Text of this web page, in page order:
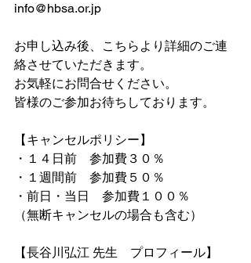
info@hbsa.or.jp
お申し込み後、こちらより詳細のご連
絡させていただきます。
お気軽にお問合せください。
皆様のご参加お待ちしております。
【キャンセルポリシー】
・１４日前　参加費３０％
・１週間前　参加費５０％
・前日・当日　参加費１００％
（無断キャンセルの場合も含む）
⁡【長谷川弘江 先生　プロフィール】